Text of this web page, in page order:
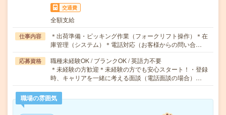
交通費
全額支給
仕事内容
＊出荷準備・ピッキング作業（フォークリフト操作）＊在
庫管理（システム）＊電話対応（お客様からの問い合…
応募資格
職種未経験OK / ブランクOK / 英語力不要
＊未経験の方歓迎＊未経験の方でも安心スタート！・登録
時、キャリアを一緒に考える面談（電話面談の場合）…
職場の雰囲気